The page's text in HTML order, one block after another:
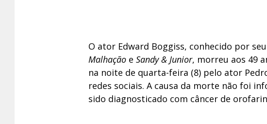
O ator Edward Boggiss, conhecido por
Malhação e Sandy & Junior, morreu aos 49
na noite de quarta-feira (8) pelo ator
redes sociais. A causa da morte não foi
sido diagnosticado com câncer de